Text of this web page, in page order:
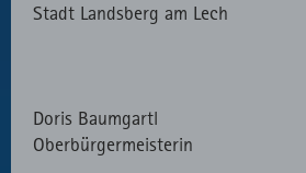
Stadt Landsberg am Lech
Doris Baumgartl
Oberbürgermeisterin